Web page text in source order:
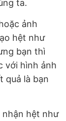
ta.
ảnh
hệt như
bạn thì
với hình ảnh
quả là bạn
nhận hệt như